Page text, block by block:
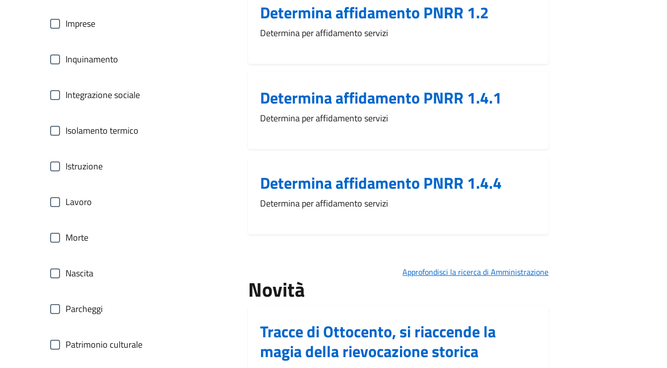
Imprese
Inquinamento
Integrazione sociale
Isolamento termico
Istruzione
Lavoro
Morte
Nascita
Parcheggi
Patrimonio culturale
Determina affidamento PNRR 1.2
Determina per affidamento servizi
Determina affidamento PNRR 1.4.1
Determina per affidamento servizi
Determina affidamento PNRR 1.4.4
Determina per affidamento servizi
Approfondisci la ricerca di Amministrazione
Novità
Tracce di Ottocento, si riaccende la
magia della rievocazione storica